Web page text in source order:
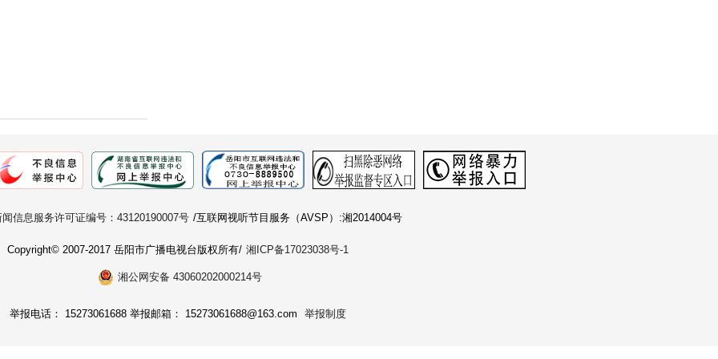
信息服务许可证编号：43120190007号 /互联网视听节目服务（AVSP）:湘2014004号
Copyright© 2007-2017 岳阳市广播电视台版权所有/ 湘ICP备17023038号-1
湘公网安备 43060202000214号
举报电话： 15273061688 举报邮箱： 15273061688@163.com 举报制度